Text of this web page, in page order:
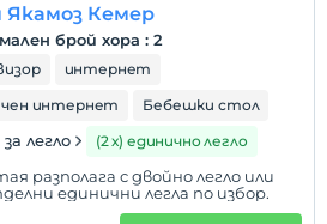
Кемер
брой хора : 2
интернет
интернет
Бебешки стол
легло (2 х) единично легло
разполага с двойно легло или
единични легла по избор.